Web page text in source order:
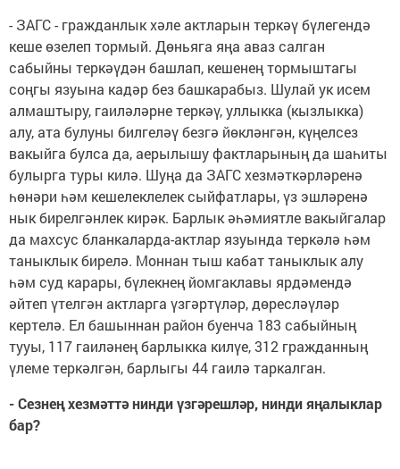
- ЗАГС - гражданлык хәле актларын теркәү бүлегендә
кеше өзелеп тормый. Дөньяга яңа аваз салган
сабыйны теркәүдән башлап, кешенең тормыштагы
соңгы язуына кадәр без башкарабыз. Шулай ук исем
алмаштыру, гаиләләрне теркәү, уллыкка (кызлыкка)
алу, ата булуны билгеләү безгә йөкләнгән, күңелсез
вакыйга булса да, аерылышу фактларының да шаһиты
булырга туры килә. Шуңа да ЗАГС хезмәткәрләренә
һөнәри һәм кешелеклелек сыйфатлары, үз эшләренә
нык бирелгәнлек кирәк. Барлык әһәмиятле вакыйгалар
да махсус бланкаларда-актлар язуында теркәлә һәм
таныклык бирелә. Моннан тыш кабат таныклык алу
һәм суд карары, бүлекнең йомгаклавы ярдәмендә
әйтеп үтелгән актларга үзгәртүләр, дөресләүләр
кертелә. Ел башыннан район буенча 183 сабыйның
тууы, 117 гаиләнең барлыкка килүе, 312 гражданның
үлеме теркәлгән, барлыгы 44 гаилә таркалган.
- Сезнең хезмәттә нинди үзгәрешләр, нинди яңалыклар
бар?